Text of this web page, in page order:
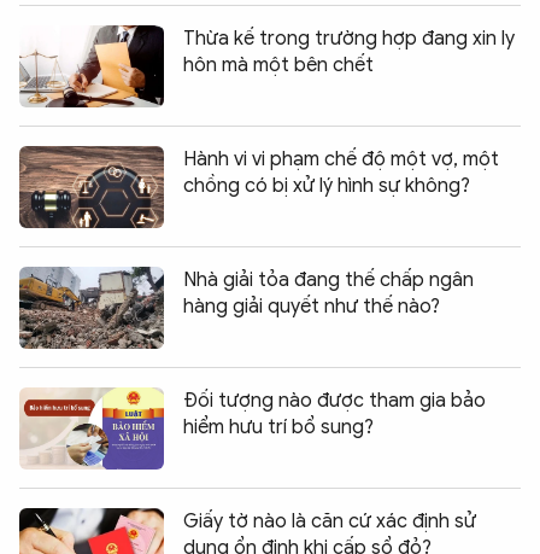
Thừa kế trong trường hợp đang xin ly
hôn mà một bên chết
Hành vi vi phạm chế độ một vợ, một
chồng có bị xử lý hình sự không?
Nhà giải tỏa đang thế chấp ngân
hàng giải quyết như thế nào?
Đối tượng nào được tham gia bảo
hiểm hưu trí bổ sung?
Giấy tờ nào là căn cứ xác định sử
dụng ổn định khi cấp sổ đỏ?